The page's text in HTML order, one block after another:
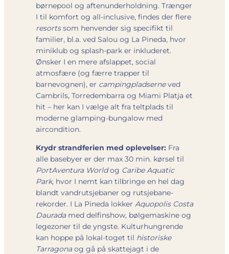
børnepool og aftenunderholdning. Trænger
I til komfort og all-inclusive, findes der flere
resortssom henvender sig specifikt til
familier, bl.a. ved Salou og La Pineda, hvor
miniklub og splash-park er inkluderet.
Ønsker I en mere afslappet, social
atmosfære (og færre trapper til
barnevognen), er campingpladserneved
Cambrils, Torredembarra og Miami Platja et
hit – her kan I vælge alt fra teltplads til
moderne glamping-bungalow med
aircondition.
Krydr strandferien med oplevelser: Fra
alle basebyer er der max 30 min. kørsel til
PortAventura Worldog Caribe Aquatic
Park, hvor I nemt kan tilbringe en hel dag
blandt vandrutsjebaner og rutsjebane-
rekorder. I La Pineda lokker Aquopolis Costa
Dauradamed delfinshow, bølgemaskine og
legezoner til de yngste. Kulturhungrende
kan hoppe på lokal-toget til historiske
Tarragonaog gå på skattejagt i de